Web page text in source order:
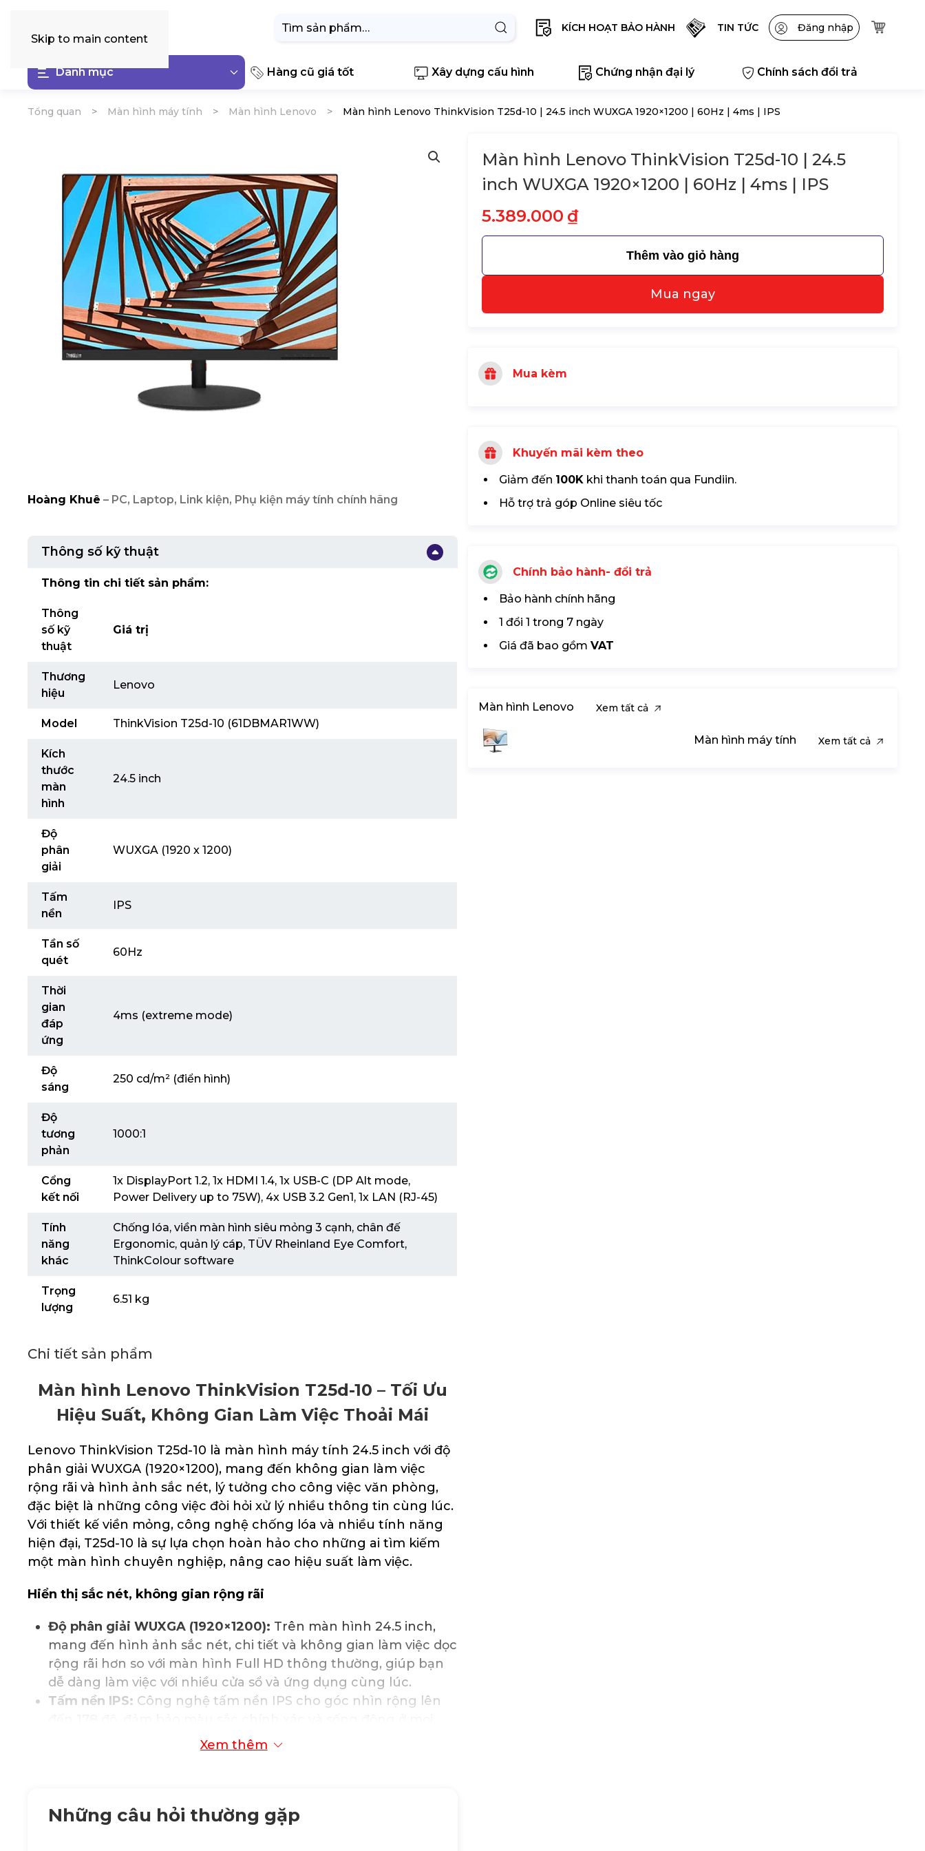
Skip to main content
Tìm
KÍCH HOẠT BẢO HÀNH TIN TỨC Đăng nhập
Danh mục Hàng cũ giá tốt Xây dựng cấu hình Chứng nhận đại lý Chính sách đổi trả
Tổng quan Màn hình máy tính Màn hình Lenovo Màn hình Lenovo ThinkVision T25d-10 | 24.5 inch WUXGA 1920×1200 | 60Hz | 4ms | IPS
Hoàng Khuê – PC, Laptop, Link kiện, Phụ kiện máy tính chính hãng
Thông số kỹ thuật
Thông tin chi tiết sản phẩm:
Thông
số kỹ
thuật
Giá trị
Thương
hiệu
Lenovo
Model ThinkVision T25d-10 (61DBMAR1WW)
Kích
thước
màn
hình
24.5 inch
Độ
phân
giải
WUXGA (1920 x 1200)
Tấm
nền
IPS
Tần số
quét
60Hz
Thời
gian
đáp
ứng
4ms (extreme mode)
Độ
sáng
250 cd/m² (điển hình)
Độ
tương
phản
1000:1
Cổng
kết nối
1x DisplayPort 1.2, 1x HDMI 1.4, 1x USB-C (DP Alt mode,
Power Delivery up to 75W), 4x USB 3.2 Gen1, 1x LAN (RJ-45)
Tính
năng
khác
Chống lóa, viền màn hình siêu mỏng 3 cạnh, chân đế
Ergonomic, quản lý cáp, TÜV Rheinland Eye Comfort,
ThinkColour software
Trọng
lượng
6.51 kg
Chi tiết sản phẩm
Màn hình Lenovo ThinkVision T25d-10 – Tối Ưu
Hiệu Suất, Không Gian Làm Việc Thoải Mái
Lenovo ThinkVision T25d-10 là màn hình máy tính 24.5 inch với độ
phân giải WUXGA (1920×1200), mang đến không gian làm việc
rộng rãi và hình ảnh sắc nét, lý tưởng cho công việc văn phòng,
đặc biệt là những công việc đòi hỏi xử lý nhiều thông tin cùng lúc.
Với thiết kế viền mỏng, công nghệ chống lóa và nhiều tính năng
hiện đại, T25d-10 là sự lựa chọn hoàn hảo cho những ai tìm kiếm
một màn hình chuyên nghiệp, nâng cao hiệu suất làm việc.
Hiển thị sắc nét, không gian rộng rãi
Độ phân giải WUXGA (1920×1200): Trên màn hình 24.5 inch,
mang đến hình ảnh sắc nét, chi tiết và không gian làm việc dọc
rộng rãi hơn so với màn hình Full HD thông thường, giúp bạn
dễ dàng làm việc với nhiều cửa sổ và ứng dụng cùng lúc.
Tấm nền IPS: Công nghệ tấm nền IPS cho góc nhìn rộng lên
Độ tương phản 1000:1:Tạo sự khác biệt rõ rệt giữa các vùng
Xem thêm
Những câu hỏi thường gặp
Màn hình Lenovo ThinkVision T25d-10 | 24.5
inch WUXGA 1920×1200 | 60Hz | 4ms | IPS
5.389.000 ₫
Thêm vào giỏ hàng
Mua ngay
Mua kèm
Khuyến mãi kèm theo
Giảm đến 100K khi thanh toán qua Fundiin.
Hỗ trợ trả góp Online siêu tốc
Chính bảo hành- đổi trả
Bảo hành chính hãng
1 đổi 1 trong 7 ngày
Giá đã bao gồm VAT
Màn hình Lenovo Xem tất cả
Màn hình máy tính Xem tất cả